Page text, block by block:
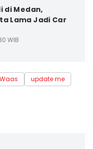
di Medan,
Lama Jadi Car
WIB
update me